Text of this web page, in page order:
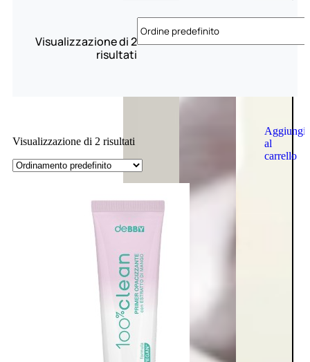
Aggiungi
al
carrello
Visualizzazione di 2
risultati
Visualizzazione di 2 risultati